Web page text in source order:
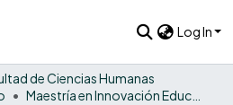
Log In
de Ciencias Humanas